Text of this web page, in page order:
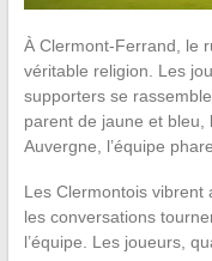
À Clermont-Ferrand, le
véritable religion. Les
supporters se
parent de jaune et bleu,
Auvergne, l’équipe
Les Clermontois vibrent
les conversations
l’équipe. Les joueurs,